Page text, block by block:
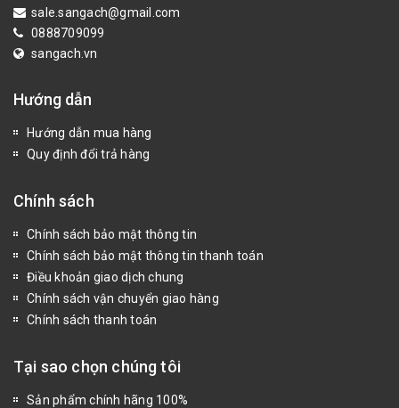
sale.sangach@gmail.com
0888709099
sangach.vn
Hướng dẫn
Hướng dẫn mua hàng
Quy định đổi trả hàng
Chính sách
Chính sách bảo mật thông tin
Chính sách bảo mật thông tin thanh toán
Điều khoản giao dịch chung
Chính sách vận chuyển giao hàng
Chính sách thanh toán
Tại sao chọn chúng tôi
Sản phẩm chính hãng 100%